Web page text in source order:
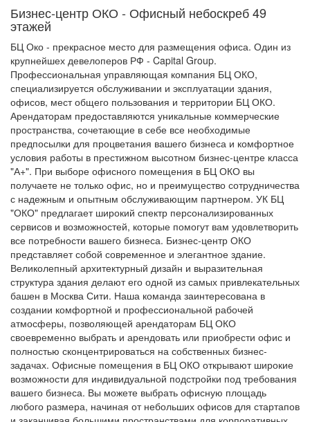
Бизнес-центр ОКО - Офисный небоскреб 49
этажей
БЦ Око - прекрасное место для размещения офиса. Один из
крупнейшех девелоперов РФ - Capital Group.
Профессиональная управляющая компания БЦ ОКО,
специализируется обслуживании и эксплуатации здания,
офисов, мест общего пользования и территории БЦ ОКО.
Арендаторам предоставляются уникальные коммерческие
пространства, сочетающие в себе все необходимые
предпосылки для процветания вашего бизнеса и комфортное
условия работы в престижном высотном бизнес-центре класса
"А+". При выборе офисного помещения в БЦ ОКО вы
получаете не только офис, но и преимущество сотрудничества
с надежным и опытным обслуживающим партнером. УК БЦ
"ОКО" предлагает широкий спектр персонализированных
сервисов и возможностей, которые помогут вам удовлетворить
все потребности вашего бизнеса. Бизнес-центр ОКО
представляет собой современное и элегантное здание.
Великолепный архитектурный дизайн и выразительная
структура здания делают его одной из самых привлекательных
башен в Москва Сити. Наша команда заинтересована в
создании комфортной и профессиональной рабочей
атмосферы, позволяющей арендаторам БЦ ОКО
своевременно выбрать и арендовать или приобрести офис и
полностью сконцентрироваться на собственных бизнес-
задачах. Офисные помещения в БЦ ОКО открывают широкие
возможности для индивидуальной подстройки под требования
вашего бизнеса. Вы можете выбрать офисную площадь
любого размера, начиная от небольших офисов для стартапов